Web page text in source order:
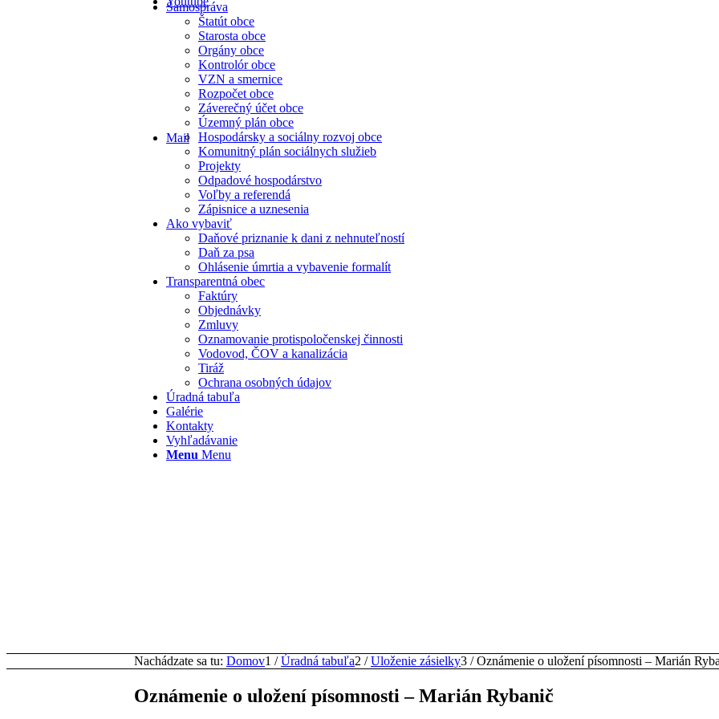
Mail
Samospráva
Štatút obce
Starosta obce
Orgány obce
Kontrolór obce
VZN a smernice
Rozpočet obce
Záverečný účet obce
Územný plán obce
Hospodársky a sociálny rozvoj obce
Komunitný plán sociálnych služieb
Projekty
Odpadové hospodárstvo
Voľby a referendá
Zápisnice a uznesenia
Ako vybaviť
Daňové priznanie k dani z nehnuteľností
Daň za psa
Ohlásenie úmrtia a vybavenie formalít
Transparentná obec
Faktúry
Objednávky
Zmluvy
Oznamovanie protispoločenskej činnosti
Vodovod, ČOV a kanalizácia
Tiráž
Ochrana osobných údajov
Úradná tabuľa
Galérie
Kontakty
Vyhľadávanie
Menu Menu
Nachádzate sa tu: Domov1 / Úradná tabuľa2 / Uloženie zásielky3 / Oznámenie o uložení písomnosti – Marián
Oznámenie o uložení písomnosti – Marián Rybanič